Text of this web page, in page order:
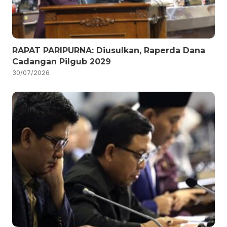
RAPAT PARIPURNA: Diusulkan, Raperda Dana
Cadangan Pilgub 2029
30/07/2026